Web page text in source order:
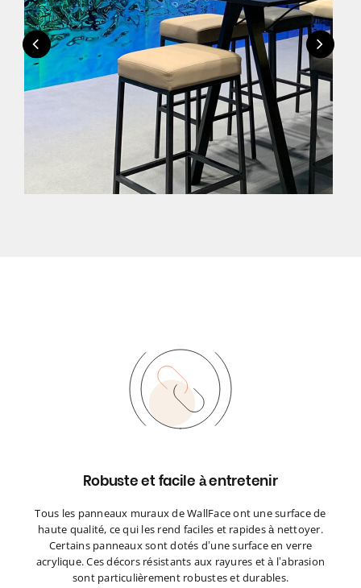
Robuste et facile à entretenir
Tous les panneaux muraux de WallFace ont une surface de
haute qualité, ce qui les rend faciles et rapides à nettoyer.
Certains panneaux sont dotés d’une surface en verre
acrylique. Ces décors résistants aux rayures et à l’abrasion
sont particulièrement robustes et durables.